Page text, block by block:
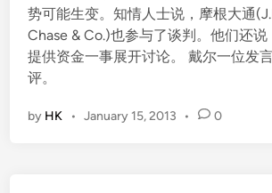
势可能生变。知情人士说，摩根大通
Chase & Co.)也参与了谈判。他们还
提供资金一事展开讨论。 戴尔一位发
评。
by HK • January 15, 2013 • 0